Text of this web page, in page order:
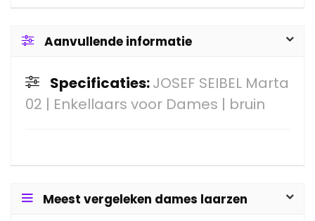
Aanvullende informatie
Specificaties:JOSEF SEIBEL Marta
02 | Enkellaars voor Dames | bruin
Meest vergeleken dames laarzen